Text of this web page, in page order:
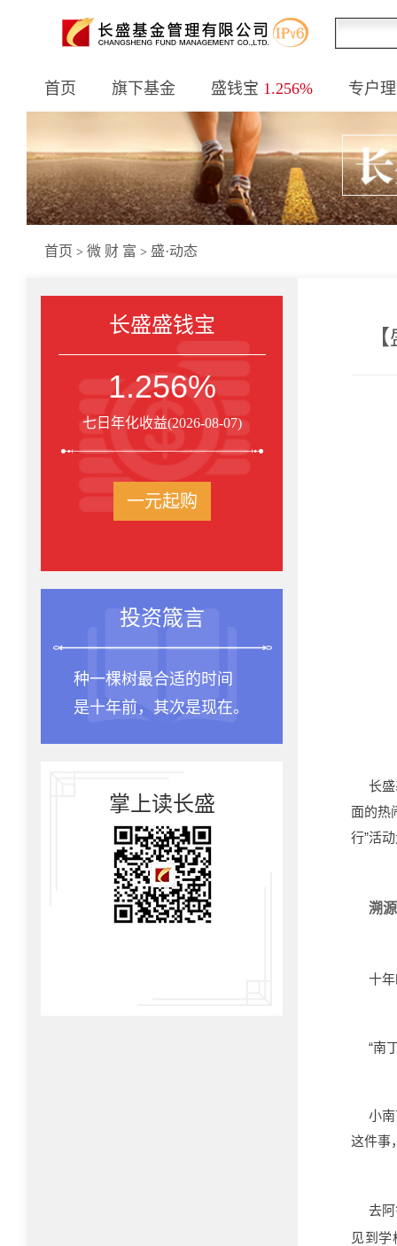
首页 旗下基金 盛钱宝 1.256% 专户
首页 > 微 财 富 > 盛·动态
长盛盛钱宝
1.256%
七日年化收益(2026-08-07)
一元起购
投资箴言
种一棵树最合适的时间
是十年前，其次是现在。
掌上读长盛
长
面的热
行”活
溯
十
“南
小
这件事
去
见到学